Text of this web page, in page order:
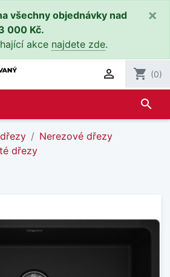
všechny objednávky nad
000 Kč.
akce najdete zde.
×
 shopping_cart (0)
search
Nerezové dřezy
dřezy